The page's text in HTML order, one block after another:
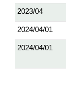
2023/04
2024/04/01
2024/04/01